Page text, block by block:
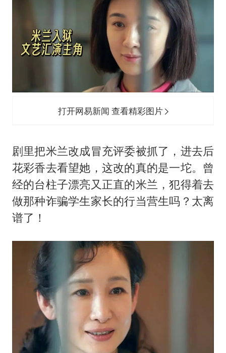
打开网易新闻 查看精彩图片
剧里把米兰改成冒充评委被抓了，进去后
花彩香去看望她，这改的真的是一坨。曾
经的台柱子漂亮又正直的米兰，犯得着去
做那种诈骗学生家长的行当营生吗？太离
谱了！